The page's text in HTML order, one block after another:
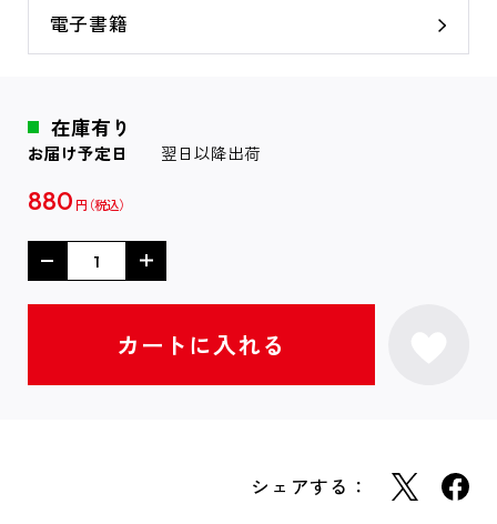
電子書籍
在庫有り
お届け予定日 翌日以降出荷
880 円
シェアする：